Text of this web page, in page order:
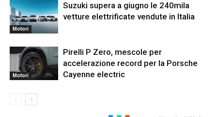
Motori
Suzuki supera a giugno le 240mila
vetture elettrificate vendute in Italia
Motori
Pirelli P Zero, mescole per
accelerazione record per la Porsche
Cayenne electric